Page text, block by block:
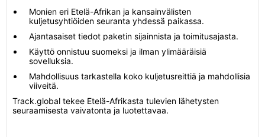
Monien eri Etelä-Afrikan ja kansainvälisten
kuljetusyhtiöiden seuranta yhdessä paikassa.
Ajantasaiset tiedot paketin sijainnista ja toimitusajasta.
Käyttö onnistuu suomeksi ja ilman ylimääräisiä
sovelluksia.
Mahdollisuus tarkastella koko kuljetusreittiä ja mahdollisia
viiveitä.
Track.global tekee Etelä-Afrikasta tulevien lähetysten
seuraamisesta vaivatonta ja luotettavaa.